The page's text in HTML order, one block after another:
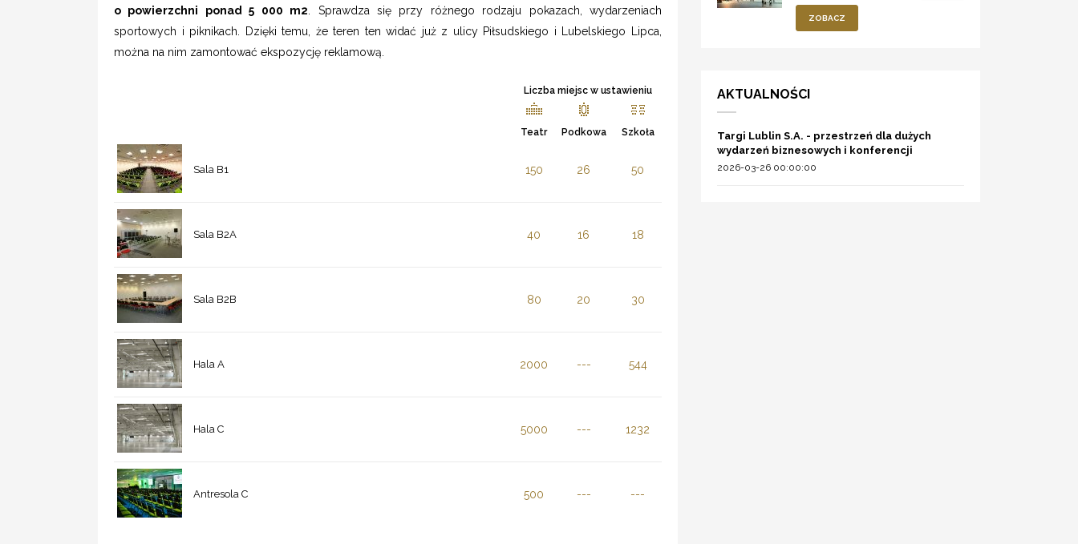
o powierzchni ponad 5 000 m2 . Sprawdza się przy różnego rodzaju pokazach, wydarzeniach
sportowych i piknikach. Dzięki temu, że teren ten widać już z ulicy Piłsudskiego i Lubelskiego Lipca,
można na nim zamontować ekspozycję reklamową.
Liczba miejsc w ustawieniu
Teatr Podkowa Szkoła
Sala B1 150 26 50
Sala B2A 40 16 18
Sala B2B 80 20 30
Hala A 2000 --- 544
Hala C 5000 --- 1232
Antresola C 500 --- ---
ZOBACZ
AKTUALNOŚCI
Targi Lublin S.A. - przestrzeń dla dużych
wydarzeń biznesowych i konferencji
2026-03-26 00:00:00